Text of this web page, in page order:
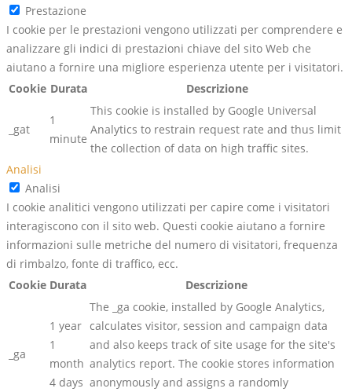
Prestazione
I cookie per le prestazioni vengono utilizzati per comprendere e
analizzare gli indici di prestazioni chiave del sito Web che
aiutano a fornire una migliore esperienza utente per i visitatori.
Cookie Durata Descrizione
_gat
1
minute
This cookie is installed by Google Universal
Analytics to restrain request rate and thus limit
the collection of data on high traffic sites.
Analisi
Analisi
I cookie analitici vengono utilizzati per capire come i visitatori
interagiscono con il sito web. Questi cookie aiutano a fornire
informazioni sulle metriche del numero di visitatori, frequenza
di rimbalzo, fonte di traffico, ecc.
Cookie Durata Descrizione
_ga
1 year
1
month
4 days
The _ga cookie, installed by Google Analytics,
calculates visitor, session and campaign data
and also keeps track of site usage for the site's
analytics report. The cookie stores information
anonymously and assigns a randomly